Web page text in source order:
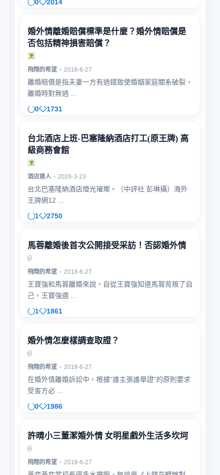
0
2014
婚外情離婚賠償標準是什麼？婚外情賠償是
否包括精神損害賠償？
飛翔的希望 • 2018-6-27
離婚賠償是指夫妻一方有過錯致使婚姻家庭關系破裂，
離婚時對無過 ...
0
1731
台北酒店上班-巴塞隆納酒店打工(原王牌) 高
級商務會館
酒店達人 • 2026-3-23
台北巴塞隆納酒店燈光璀璨。（中評社 彭琳攝）海外
王牌網12 ...
1
2750
馬蓉離婚後首次公開接受采訪！否認婚外情
飛翔的希望 • 2018-6-27
王寶強和馬蓉離婚來說，自從王寶強知道馬蓉背叛了自
己，王寶強選 ...
1
1861
婚外情怎麼樣調查取證？
飛翔的希望 • 2018-6-27
在婚外情離婚訴訟中，根據“誰主張誰舉證”的原則要求
受害方必 ...
0
1986
許晴小三董潔婚外情 女明星戲外生活多坎坷
飛翔的希望 • 2018-6-27